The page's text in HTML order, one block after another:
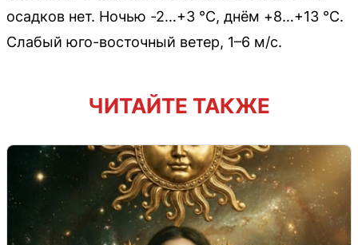
осадков нет. Ночью -2…+3 °С, днём +8…+13 °С.
Слабый юго-восточный ветер, 1–6 м/с.
ЧИТАЙТЕ ТАКЖЕ